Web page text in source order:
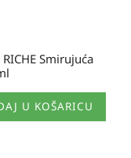
RICHE Smirujuća
U KOŠARICU